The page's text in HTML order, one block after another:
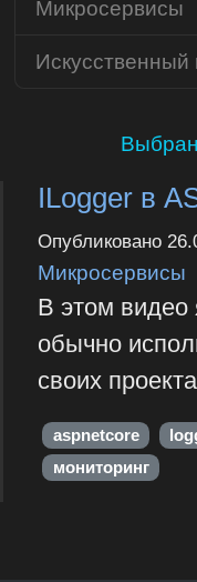
ILogger в
Опубликовано
Микросервисы
В этом видео
обычно
своих
aspnetcore
мониторинг
Микросервисы
Искусственный